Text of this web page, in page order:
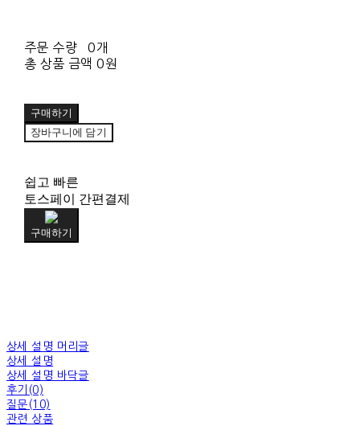
주문 수량
0개
총 상품 금액 0원
구매하기
장바구니에 담기
쉽고 빠른
토스페이 간편결제
구매하기
상세 설명 머리글
상세 설명
상세 설명 바닥글
후기(0)
질문(10)
관련 상품